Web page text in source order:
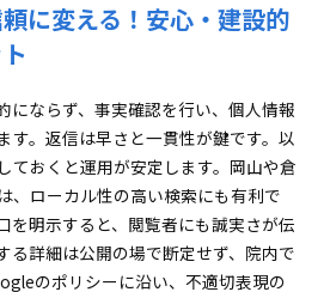
に変える！安心・建設的
にならず、事実確認を行い、個人情報
す。返信は早さと一貫性が鍵です。以
ておくと運用が安定します。岡山や倉
、ローカル性の高い検索にも有利で
を明示すると、閲覧者にも誠実さが伝
る詳細は公開の場で断定せず、院内で
のポリシーに沿い、不適切表現の